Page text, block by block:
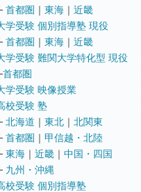
首都圏 ｜ 東海 ｜ 近畿
学受験 個別指導塾 現役
首都圏 ｜ 東海 ｜ 近畿
学受験 難関大学特化型 現役
首都圏
学受験 映像授業
校受験 塾
北海道 ｜ 東北 ｜ 北関東
首都圏 ｜ 甲信越・北陸
東海 ｜ 近畿 ｜ 中国・四国
九州・沖縄
校受験 個別指導塾